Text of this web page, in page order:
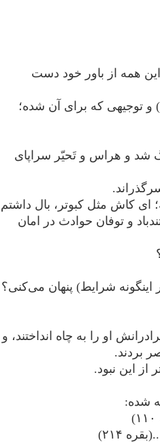
همه از باور خود دست
و توجیهی که برای آن شده‌؛
شد و هراس و تَحیّر سراپای
کاش مثل کبوتر، بال داشتم
و توفان حوادث در امان
شرایط) پنهان می‌کنی؟
او را به چاه انداختند، و
بردند.
از این نبود.
شده:
۲۱۴)